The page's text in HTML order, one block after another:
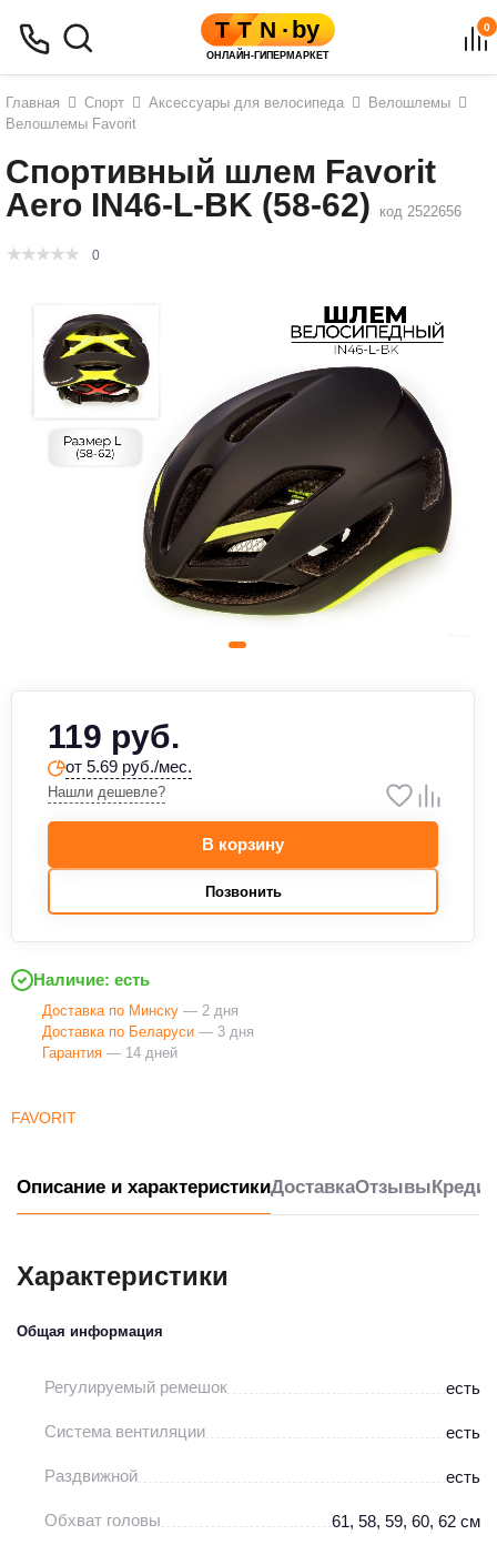
0
Главная Спорт Аксессуары для велосипеда
Велошлемы
Велошлемы Favorit
Спортивный шлем Favorit
Aero IN46-L-BK (58-62)
код 2522656
0
FAVORIT
119 руб.
от 5.69 руб./мес.
Нашли дешевле?
В корзину
Позвонить
Наличие: есть
Доставка по Минску — 2 дня
Доставка по Беларуси — 3 дня
Гарантия — 14 дней
Описание и характеристикиДоставкаОтзывы
Характеристики
Общая информация
Регулируемый ремешок есть
Система вентиляции есть
Раздвижной есть
Обхват головы 61, 58, 59, 60, 62 см